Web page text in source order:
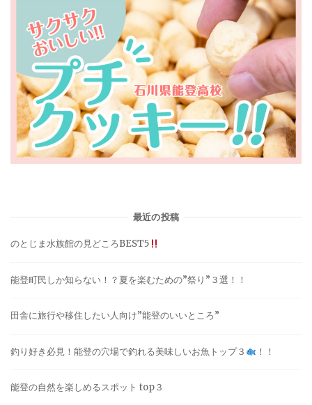
最近の投稿
のとじま水族館の見どころBEST5
能登町民しか知らない！？夏を楽むための”祭り”３選！！
田舎に旅行や移住したい人向け”能登のいいところ”
釣り好き必見！能登の穴場で釣れる美味しいお魚トップ３ ！！
能登の自然を楽しめるスポット top３